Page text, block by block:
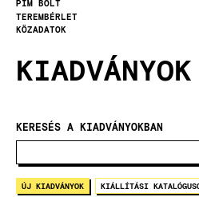
PIM BOLT
TEREMBÉRLET
KÖZADATOK
KIADVÁNYOK
KERESÉS A KIADVÁNYOKBAN
ÚJ KIADVÁNYOK KIÁLLÍTÁSI